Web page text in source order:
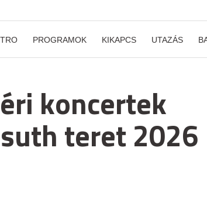
PROGRAMOK KIKAPCS UTAZÁS
koncertek
teret 2026